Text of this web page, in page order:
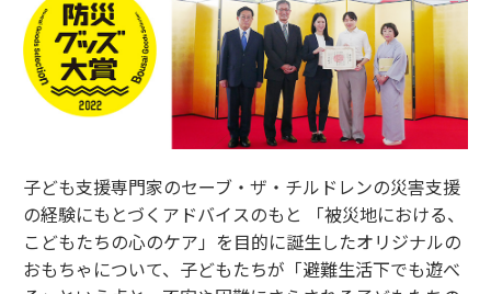
子ども支援専門家のセーブ・ザ・チルドレンの災害支援
の経験にもとづくアドバイスのもと 「被災地における、
こどもたちの心のケア」を目的に誕生したオリジナルの
おもちゃについて、子どもたちが「避難生活下でも遊べ